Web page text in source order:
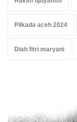
Pilkada aceh 2024
Diah fitri maryani